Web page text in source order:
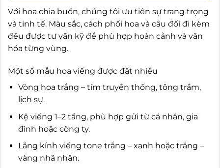
Với hoa chia buồn, chúng tôi ưu tiên sự trang trọng
và tinh tế. Màu sắc, cách phối hoa và câu đối đi kèm
đều được tư vấn kỹ để phù hợp hoàn cảnh và văn
hóa từng vùng.
Một số mẫu hoa viếng được đặt nhiều
Vòng hoa trắng – tím truyền thống, tông trầm,
lịch sự.
Kệ viếng 1–2 tầng, phù hợp gửi từ cá nhân, gia
đình hoặc công ty.
Lẵng kính viếng tone trắng – xanh hoặc trắng –
vàng nhã nhặn.